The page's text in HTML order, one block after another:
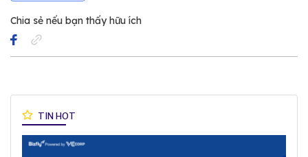
Chia sẻ nếu bạn thấy hữu ích
TIN HOT